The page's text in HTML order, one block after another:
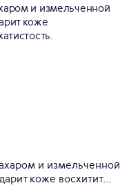
и измельченной
коже
и измельченной
коже восхитит...